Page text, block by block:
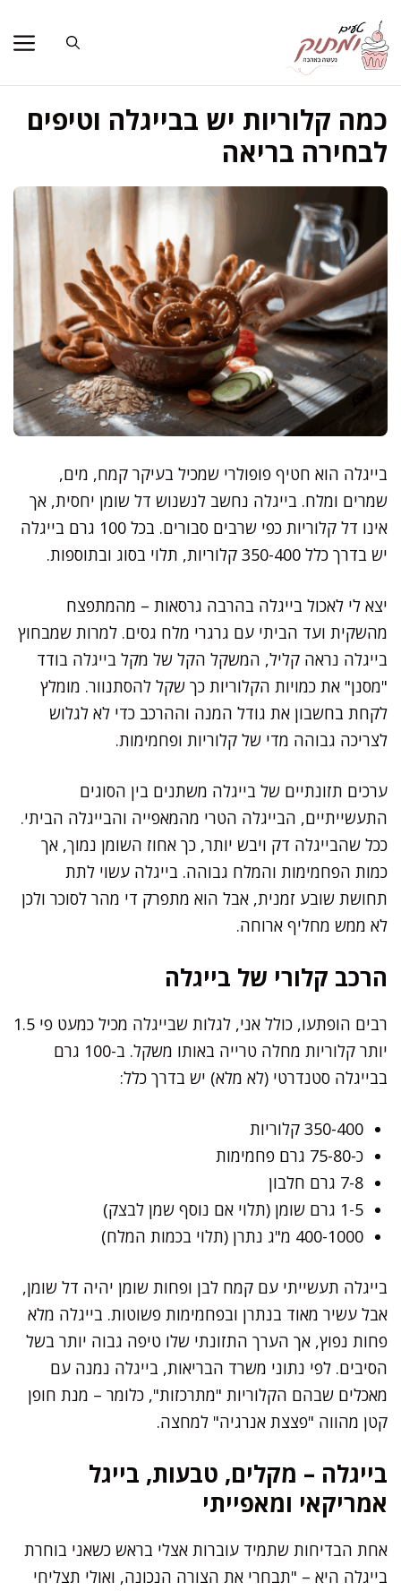
לתוכן
כמה קלוריות יש בבייגלה וטיפים
לבחירה בריאה
בייגלה הוא חטיף פופולרי שמכיל בעיקר קמח, מים,
שמרים ומלח. בייגלה נחשב לנשנוש דל שומן יחסית, אך
אינו דל קלוריות כפי שרבים סבורים. בכל 100 גרם בייגלה
יש בדרך כלל 350-400 קלוריות, תלוי בסוג ובתוספות.
יצא לי לאכול בייגלה בהרבה גרסאות – מהמתפצח
מהשקית ועד הביתי עם גרגרי מלח גסים. למרות שמבחוץ
בייגלה נראה קליל, המשקל הקל של מקל בייגלה בודד
"מסנן" את כמויות הקלוריות כך שקל להסתנוור. מומלץ
לקחת בחשבון את גודל המנה וההרכב כדי לא לגלוש
לצריכה גבוהה מדי של קלוריות ופחמימות.
ערכים תזונתיים של בייגלה משתנים בין הסוגים
התעשייתיים, הבייגלה הטרי מהמאפייה והבייגלה הביתי.
ככל שהבייגלה דק ויבש יותר, כך אחוז השומן נמוך, אך
כמות הפחמימות והמלח גבוהה. בייגלה עשוי לתת
תחושת שובע זמנית, אבל הוא מתפרק די מהר לסוכר ולכן
לא ממש מחליף ארוחה.
הרכב קלורי של בייגלה
רבים הופתעו, כולל אני, לגלות שבייגלה מכיל כמעט פי 1.5
יותר קלוריות מחלה טרייה באותו משקל. ב-100 גרם
בבייגלה סטנדרטי (לא מלא) יש בדרך כלל:
350-400 קלוריות
כ-75-80 גרם פחמימות
7-8 גרם חלבון
1-5 גרם שומן (תלוי אם נוסף שמן לבצק)
400-1000 מ"ג נתרן (תלוי בכמות המלח)
בייגלה תעשייתי עם קמח לבן ופחות שומן יהיה דל שומן,
אבל עשיר מאוד בנתרן ובפחמימות פשוטות. בייגלה מלא
פחות נפוץ, אך הערך התזונתי שלו טיפה גבוה יותר בשל
הסיבים. לפי נתוני משרד הבריאות, בייגלה נמנה עם
מאכלים שבהם הקלוריות "מתרכזות", כלומר – מנת חופן
קטן מהווה "פצצת אנרגיה" למחצה.
בייגלה – מקלים, טבעות, בייגל
אמריקאי ומאפייתי
אחת הבדיחות שתמיד עוברות אצלי בראש כשאני בוחרת
בייגלה היא – "תבחרי את הצורה הנכונה, ואולי תצליחי